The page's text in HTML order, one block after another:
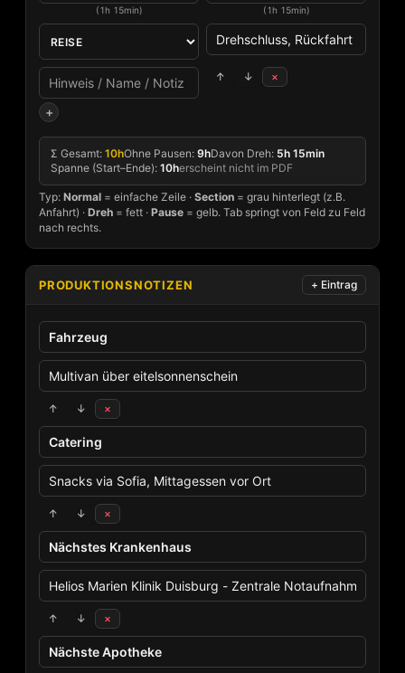
(1h 15min) (1h 15min)
↑ ↓ ×
+
Σ Gesamt: 10hOhne Pausen: 9hDavon Dreh: 5h 15min
Spanne (Start–Ende): 10herscheint nicht im PDF
Typ: Normal = einfache Zeile · Section = grau hinterlegt (z.B.
Anfahrt) · Dreh = fett · Pause = gelb. Tab springt von Feld zu Feld
nach rechts.
PRODUKTIONSNOTIZEN + Eintrag
↑ ↓ ×
↑ ↓ ×
↑ ↓ ×